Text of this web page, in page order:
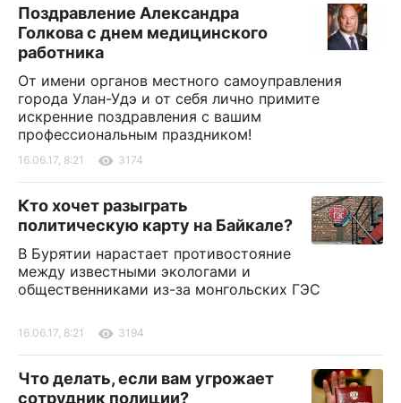
Поздравление Александра
Голкова с днем медицинского
работника
От имени органов местного самоуправления
города Улан-Удэ и от себя лично примите
искренние поздравления с вашим
профессиональным праздником!
16.06.17, 8:21 3174
Кто хочет разыграть
политическую карту на Байкале?
В Бурятии нарастает противостояние
между известными экологами и
общественниками из-за монгольских ГЭС
16.06.17, 8:21 3194
Что делать, если вам угрожает
сотрудник полиции?